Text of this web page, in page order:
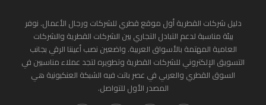
دليل شركات القطرية أول موقع قطري للشركات ورجال الأعمال. نوفر
بيئة مناسبة لدعم التبادل التجاري بين الشركات القطرية والشركات
العامية المهتمة بالأسواق العربية. واضعين نصب أعيننا الرقي بجانب
التسويق الإلكتروني للشركات القطرية وتطويره لتجد عملاء مناسبين في
السوق القطري والعربي في عصر باتت فيه الشبكة العنكبونية هي
المصدر الأول للتواصل.